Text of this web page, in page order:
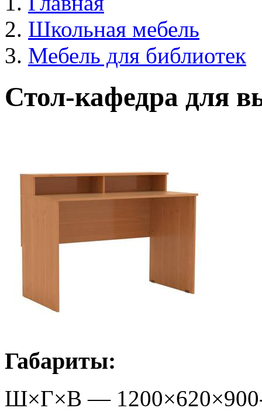
Школьная мебель
Мебель для библиотек
Стол-кафедра для
Габариты:
Ш×Г×В — 1200×620×